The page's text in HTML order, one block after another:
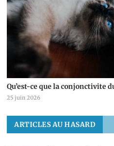
Qu’est-ce que la conjonctivite
25 juin 2026
ARTICLES AU HASARD